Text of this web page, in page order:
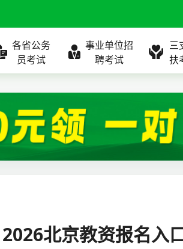
程
各省公务
员考试
全国
北京
内蒙古
公务员课程
事业单位招
聘考试
公告
位表
证打印
全国
北京
内蒙古
事
三
扶
考试公告
职位表
成绩查询
全国
北
内蒙
考试公告
职位表
面试补录
考试公告
职位表
面试补录
2026北京教资报名入